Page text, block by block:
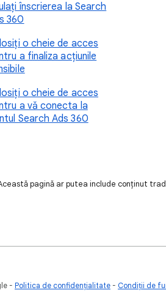
înscrierea la Search
360
o cheie de acces
a finaliza acțiunile
o cheie de acces
a vă conecta la
Search Ads 360
pagină ar putea include conținut
Politica de confidenţialitate Condiţii de